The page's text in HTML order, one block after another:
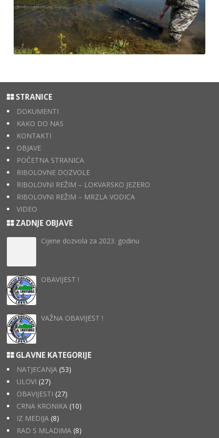
STRANICE
DOKUMENTI
KAKO DO NAS
KONTAKTI
OBJAVE
POČETNA STRANICA
RIBOLOVNE DOZVOLE
RIBOLOVNI REŽIM – LOKVARSKO JEZERO
RIBOLOVNI REŽIM – MRZLA VODICA
VIDEO
ZADNJE OBJAVE
Cijene dozvola za 2023. godinu
OBAVIJEST !
VAŽNA OBAVIJEST !
GLAVNE KATEGORIJE
NATJECANJA (53)
ULOVI (27)
OBAVIJESTI (27)
CRNA KRONIKA (10)
IZ MEDIJA (8)
RAD S MLADIMA (8)